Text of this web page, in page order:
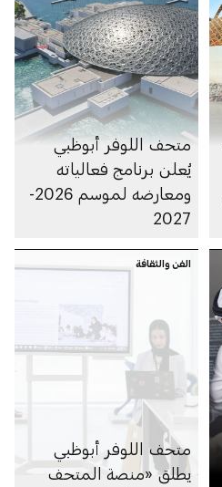
متحف اللوفر أبوظبي
يُعلن برنامج فعالياته
ومعارضه لموسم 2026-
2027
الفن والثقافة
متحف اللوفر أبوظبي
يطلق «منصة المتحف